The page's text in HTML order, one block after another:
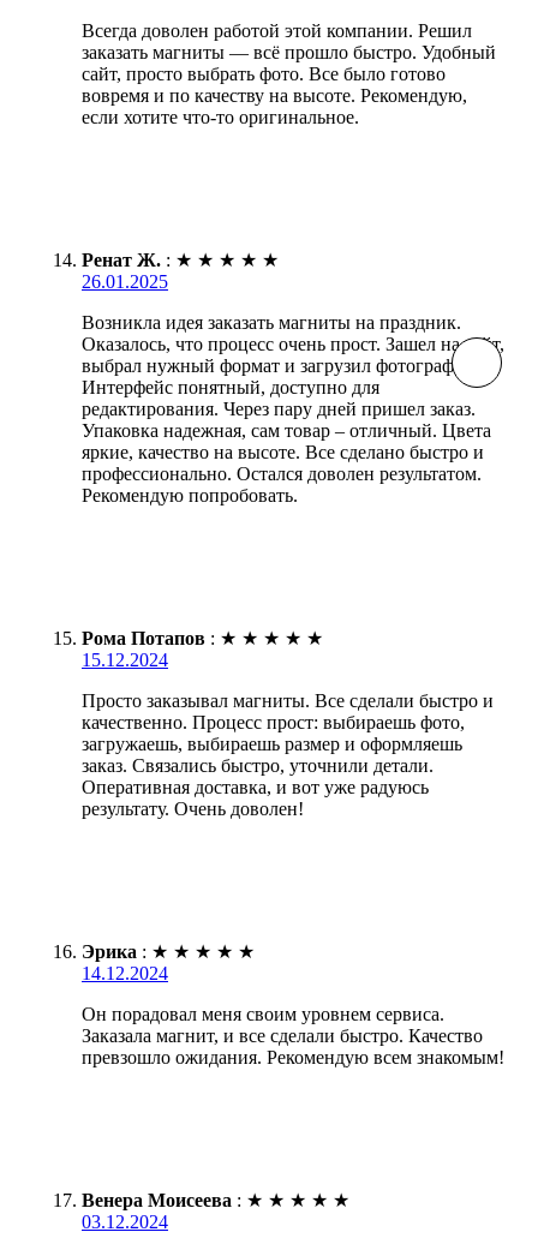
Всегда доволен работой этой компании. Решил
заказать магниты — всё прошло быстро. Удобный
сайт, просто выбрать фото. Все было готово
вовремя и по качеству на высоте. Рекомендую,
если хотите что-то оригинальное.
Ренат Ж. : ★ ★ ★ ★ ★
26.01.2025
Возникла идея заказать магниты на праздник.
Оказалось, что процесс очень прост. Зашел на сайт,
выбрал нужный формат и загрузил фотографии.
Интерфейс понятный, доступно для
редактирования. Через пару дней пришел заказ.
Упаковка надежная, сам товар – отличный. Цвета
яркие, качество на высоте. Все сделано быстро и
профессионально. Остался доволен результатом.
Рекомендую попробовать.
Рома Потапов : ★ ★ ★ ★ ★
15.12.2024
Просто заказывал магниты. Все сделали быстро и
качественно. Процесс прост: выбираешь фото,
загружаешь, выбираешь размер и оформляешь
заказ. Связались быстро, уточнили детали.
Оперативная доставка, и вот уже радуюсь
результату. Очень доволен!
Эрика : ★ ★ ★ ★ ★
14.12.2024
Он порадовал меня своим уровнем сервиса.
Заказала магнит, и все сделали быстро. Качество
превзошло ожидания. Рекомендую всем знакомым!
Венера Моисеева : ★ ★ ★ ★ ★
03.12.2024